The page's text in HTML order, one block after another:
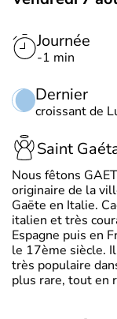
Journée
-1 min
Dernier
croissant de
Saint
Nous fêtons
originaire de la
Gaëte en Italie.
italien et très
Espagne puis en
le 17ème siècle.
très populaire
plus rare, tout en